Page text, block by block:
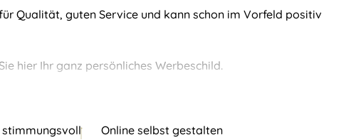
Qualität, guten Service und kann schon im Vorfeld positiv
hier Ihr ganz persönliches Werbeschild.
Online selbst gestalten